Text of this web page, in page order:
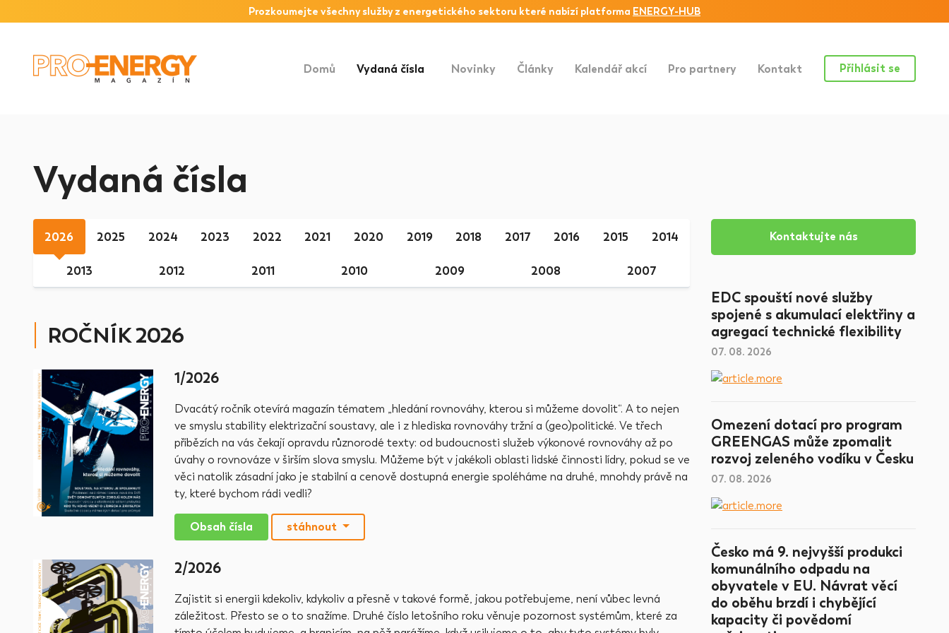
Prozkoumejte všechny služby z energetického sektoru které nabízí platforma ENERGY-HUB
Domů Vydaná čísla (vybraný)
Novinky Články Kalendář akcí Pro partnery Kontakt Přihlásit se
Vydaná čísla
2026 2025 2024 2023 2022 2021 2020 2019 2018 2017 2016 2015 2014
2013 2012 2011 2010 2009 2008 2007
ROČNÍK 2026
1/2026
Dvacátý ročník otevírá magazín tématem „hledání rovnováhy, kterou si můžeme dovolit“. A to nejen
ve smyslu stability elektrizační soustavy, ale i z hlediska rovnováhy tržní a (geo)politické. Ve třech
příbězích na vás čekají opravdu různorodé texty: od budoucnosti služeb výkonové rovnováhy až po
úvahy o rovnováze v širším slova smyslu. Můžeme být v jakékoli oblasti lidské činnosti lídry, pokud se ve
věci natolik zásadní jako je stabilní a cenově dostupná energie spoléháme na druhé, mnohdy právě na
ty, které bychom rádi vedli?
Obsah čísla stáhnout
2/2026
Zajistit si energii kdekoliv, kdykoliv a přesně v takové formě, jakou potřebujeme, není vůbec levná
záležitost. Přesto se o to snažíme. Druhé číslo letošního roku věnuje pozornost systémům, které za
Kontaktujte nás
EDC spouští nové služby
spojené s akumulací elektřiny a
agregací technické flexibility
07. 08. 2026
Omezení dotací pro program
GREENGAS může zpomalit
rozvoj zeleného vodíku v Česku
07. 08. 2026
Česko má 9. nejvyšší produkci
komunálního odpadu na
obyvatele v EU. Návrat věcí
do oběhu brzdí i chybějící
kapacity či povědomí